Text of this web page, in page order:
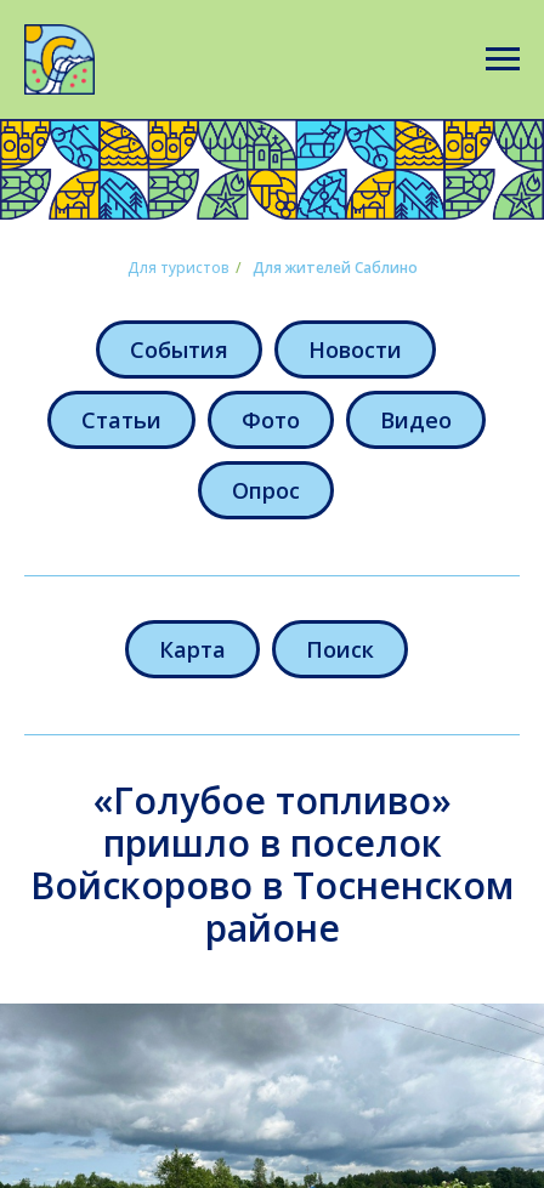
Для туристов / Для жителей Саблино
События Новости
Статьи Фото Видео
Опрос
Карта Поиск
«Голубое топливо»
пришло в поселок
Войскорово в Тосненском
районе